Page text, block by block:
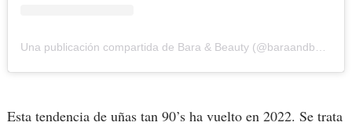
Esta tendencia de uñas tan 90’s ha vuelto en 2022. Se trata